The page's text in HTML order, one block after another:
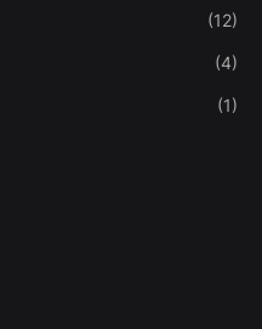
(12)
(4)
(1)